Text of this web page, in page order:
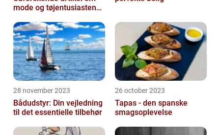
mode og tøjentusiastens
28 november 2023
Bådudstyr: Din vejledning
til det essentielle tilbehør
26 october 2023
Tapas - den spanske
smagsoplevelse